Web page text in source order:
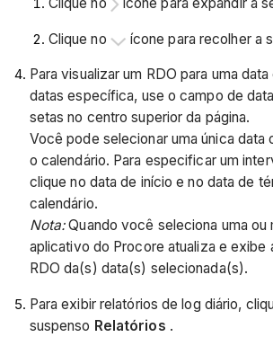
Clique no ícone para expandir a
Clique no ícone para recolher a
Para visualizar um RDO para uma
datas específica, use o campo de
setas no centro superior da página.
Você pode selecionar uma única data
o calendário. Para especificar um
clique no data de início e no data de
calendário.
Nota:Quando você seleciona uma ou
aplicativo do Procore atualiza e exibe
RDO da(s) data(s) selecionada(s).
Para exibir relatórios de log diário,
suspenso Relatórios .